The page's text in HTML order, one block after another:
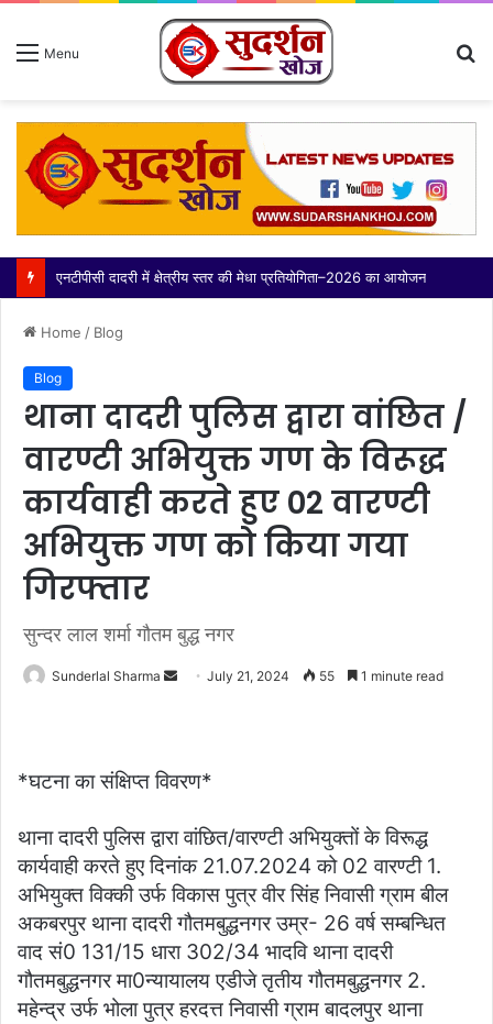
Menu
Home / Blog
Blog
थाना दादरी पुलिस द्वारा वांछित /
वारण्टी अभियुक्त गण के विरूद्ध
कार्यवाही करते हुए 02 वारण्टी
अभियुक्त गण को किया गया
गिरफ्तार
सुन्दर लाल शर्मा गौतम बुद्ध नगर
Sunderlal Sharma
SendJuly 21, 2024 55 1 minute read
*घटना का संक्षिप्त विवरण*
थाना दादरी पुलिस द्वारा वांछित/वारण्टी अभियुक्तों के विरूद्ध
कार्यवाही करते हुए दिनांक 21.07.2024 को 02 वारण्टी 1.
अभियुक्त विक्की उर्फ विकास पुत्र वीर सिंह निवासी ग्राम बील
अकबरपुर थाना दादरी गौतमबुद्धनगर उम्र- 26 वर्ष सम्बन्धित
वाद सं0 131/15 धारा 302/34 भादवि थाना दादरी
गौतमबुद्धनगर मा0न्यायालय एडीजे तृतीय गौतमबुद्धनगर 2.
महेन्द्र उर्फ भोला पुत्र हरदत्त निवासी ग्राम बादलपुर थाना